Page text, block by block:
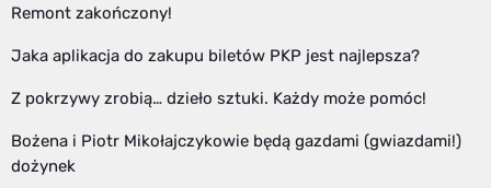
Remont zakończony!
Jaka aplikacja do zakupu biletów PKP jest najlepsza?
Z pokrzywy zrobią… dzieło sztuki. Każdy może pomóc!
Bożena i Piotr Mikołajczykowie będą gazdami (gwiazdami!)
dożynek